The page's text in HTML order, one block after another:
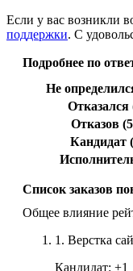
Если у вас возникли
поддержки. С
Подробнее по
Не
Отказался
Отказов
Кандидат
Список заказов
Общее влияние
1. Верстка
Кандидат: +1